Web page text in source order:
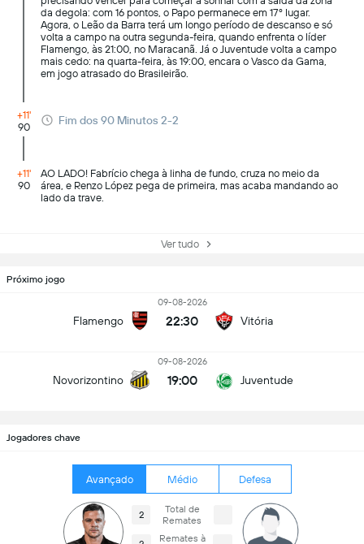
da degola: com 16 pontos, o Papo permanece em 17º lugar.
Agora, o Leão da Barra terá um longo período de descanso e só
volta a campo na outra segunda-feira, quando enfrenta o líder
Flamengo, às 21:00, no Maracanã. Já o Juventude volta a campo
mais cedo: na quarta-feira, às 19:00, encara o Vasco da Gama,
em jogo atrasado do Brasileirão.
+11'
90
Fim dos 90 Minutos 2-2
+11'
90
AO LADO! Fabrício chega à linha de fundo, cruza no meio da
área, e Renzo López pega de primeira, mas acaba mandando ao
lado da trave.
Ver tudo
Próximo jogo
Flamengo
09-08-2026
22:30 Vitória
Novorizontino
09-08-2026
19:00 Juventude
Jogadores chave
Avançado Médio Defesa
2
Total de
Remates
Remates à